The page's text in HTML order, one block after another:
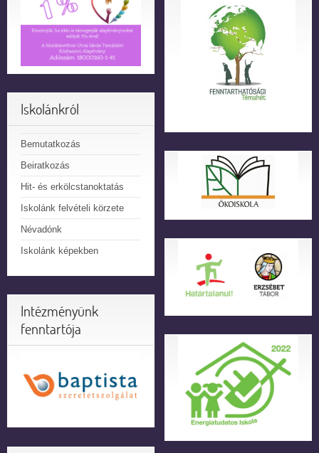
Iskolánkról
Bemutatkozás
Beiratkozás
Hit- és erkölcstanoktatás
Iskolánk felvételi körzete
Névadónk
Iskolánk képekben
Intézményünk
fenntartója